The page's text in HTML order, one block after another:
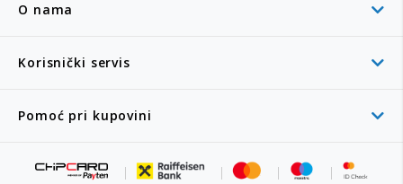
O nama
Korisnički servis
Pomoć pri kupovini